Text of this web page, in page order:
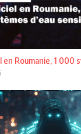
en Roumanie, 1 000